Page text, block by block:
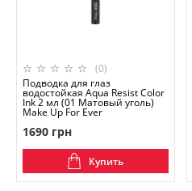
(0)
Подводка для глаз
водостойкая Aqua Resist Color
Ink 2 мл (01 Матовый уголь)
Make Up For Ever
1690 грн
Купить